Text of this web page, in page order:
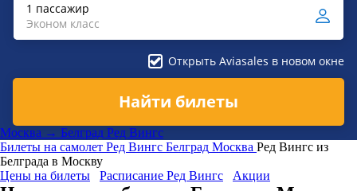
1 пассажир
Эконом класс
Открыть Aviasales в новом окне
Найти билеты
Москва → Белград Ред Вингс
Билеты на самолет Ред Вингс Белград Москва Ред Вингс из
Белграда в Москву
Цены на билеты
Расписание Ред Вингс Акции